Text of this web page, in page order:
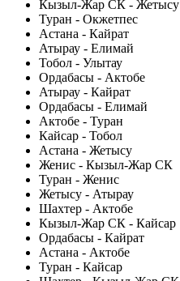
Кызыл-Жар СК - Жетысу
Туран - Окжетпес
Астана - Кайрат
Атырау - Елимай
Тобол - Улытау
Ордабасы - Актобе
Атырау - Кайрат
Ордабасы - Елимай
Актобе - Туран
Кайсар - Тобол
Астана - Жетысу
Женис - Кызыл-Жар СК
Туран - Женис
Жетысу - Атырау
Шахтер - Актобе
Кызыл-Жар СК - Кайсар
Ордабасы - Кайрат
Астана - Актобе
Туран - Кайсар